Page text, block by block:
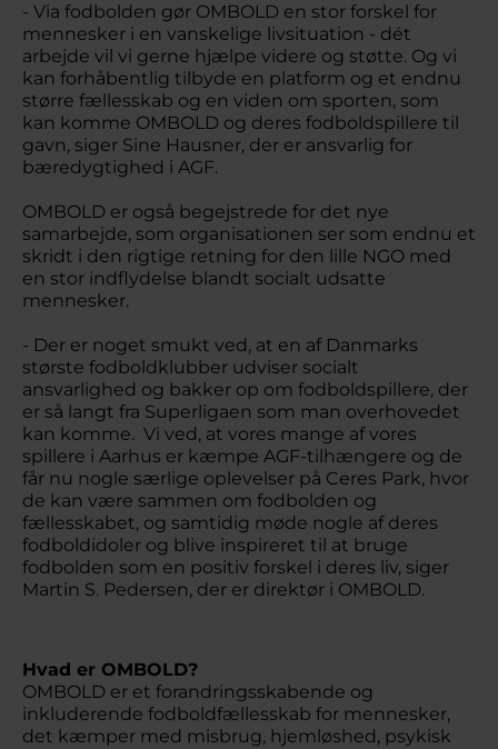
- Via fodbolden gør OMBOLD en stor forskel for
mennesker i en vanskelige livsituation - dét
arbejde vil vi gerne hjælpe videre og støtte. Og vi
kan forhåbentlig tilbyde en platform og et endnu
større fællesskab og en viden om sporten, som
kan komme OMBOLD og deres fodboldspillere til
gavn, siger Sine Hausner, der er ansvarlig for
bæredygtighed i AGF.
OMBOLD er også begejstrede for det nye
samarbejde, som organisationen ser som endnu et
skridt i den rigtige retning for den lille NGO med
en stor indflydelse blandt socialt udsatte
mennesker.
- Der er noget smukt ved, at en af Danmarks
største fodboldklubber udviser socialt
ansvarlighed og bakker op om fodboldspillere, der
er så langt fra Superligaen som man overhovedet
kan komme. Vi ved, at vores mange af vores
spillere i Aarhus er kæmpe AGF-tilhængere og de
får nu nogle særlige oplevelser på Ceres Park, hvor
de kan være sammen om fodbolden og
fællesskabet, og samtidig møde nogle af deres
fodboldidoler og blive inspireret til at bruge
fodbolden som en positiv forskel i deres liv, siger
Martin S. Pedersen, der er direktør i OMBOLD.
Hvad er OMBOLD?
OMBOLD er et forandringsskabende og
inkluderende fodboldfællesskab for mennesker,
det kæmper med misbrug, hjemløshed, psykisk